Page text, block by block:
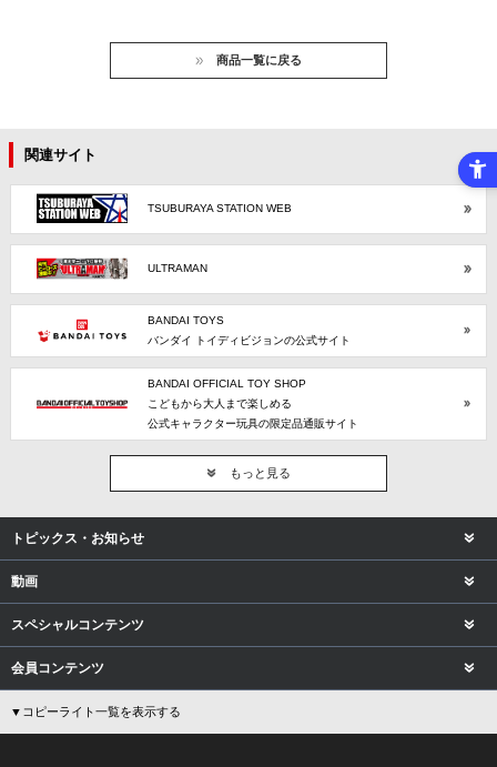
商品一覧に戻る
関連サイト
TSUBURAYA STATION WEB
ULTRAMAN
BANDAI TOYS
バンダイ トイディビジョンの公式サイト
BANDAI OFFICIAL TOY SHOP
こどもから大人まで楽しめる
公式キャラクター玩具の限定品通販サイト
もっと見る
トピックス・お知らせ
動画
スペシャルコンテンツ
会員コンテンツ
▼コピーライト一覧を表示する